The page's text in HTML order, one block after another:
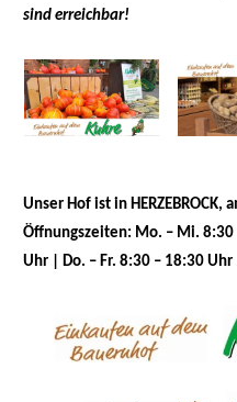
sind erreichbar!
Unser Hof ist in
Öffnungszeiten: Mo. – Mi.
Uhr | Do. – Fr. 8:30 – 18:30